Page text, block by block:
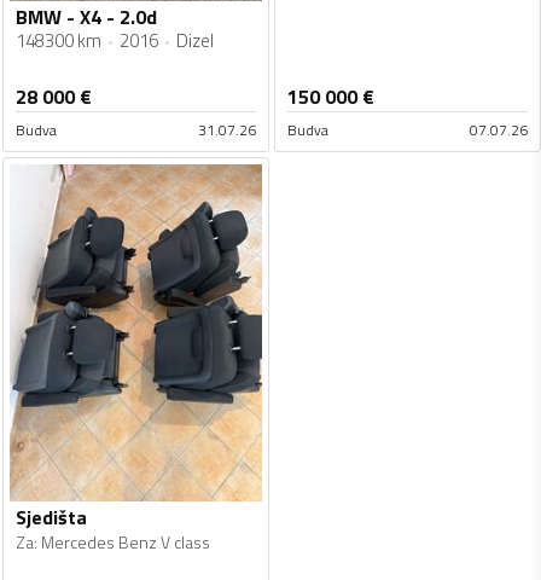
BMW - X4 - 2.0d
148300 km 2016 Dizel
28 000€
Budva 31.07.26
150 000€
Budva 07.07.26
Sjedišta
Za: Mercedes Benz V class